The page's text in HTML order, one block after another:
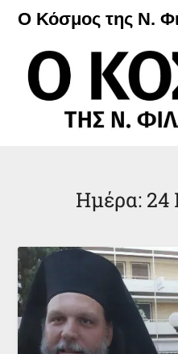
Μετάβαση
περιεχόμενο
Ο Κόσμος της Ν.
Ημέρα: 24